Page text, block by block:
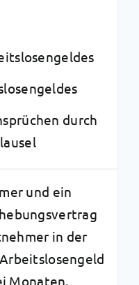
durch
und ein
in der
Monaten.